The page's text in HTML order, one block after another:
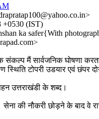
+0530 (IST)
ka safer{With
मैं सार्वजनिक घोषणा
स्थिति टोपरी उडयार एवं छंपर
उत्तराखंडी के शब्द।
की नौकरी छोड़ने के बाद वे